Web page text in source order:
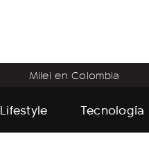
Milei en Colombia
Lifestyle Tecnología